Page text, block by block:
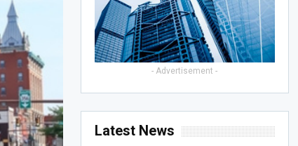
- Advertisement -
Latest News